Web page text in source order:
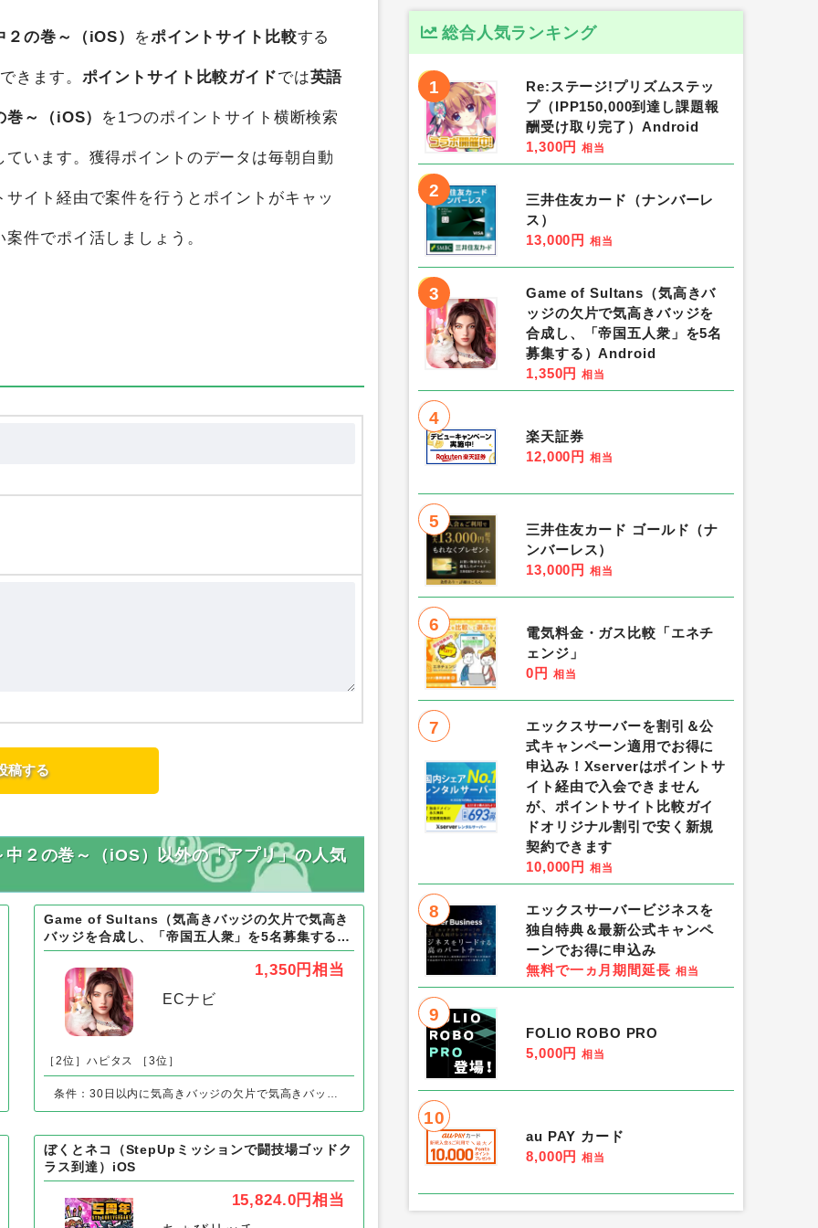
２の巻～（iOS）をポイントサイト比較する
きます。 ポイントサイト比較ガイドでは英語
巻～（iOS）を1つのポイントサイト横断検索
います。獲得ポイントのデータは毎朝自動
２の巻～（iOS）以外の「アプリ」の人気
Game of Sultans（気高きバッジの欠片で気高き
バッジを合成し、「帝国五人衆」を5名募集する）
Android
ECナビ
［2位］ハピタス ［3位］
総合人気ランキング
1
Re:ステージ!プリズムステッ
プ（IPP150,000到達し課題報
酬受け取り完了）Android
1,300円 相当
2
三井住友カード（ナンバーレ
ス）
13,000円 相当
3
Game of Sultans（気高きバ
ッジの欠片で気高きバッジを
合成し、「帝国五人衆」を5名
募集する）Android
1,350円 相当
4
楽天証券
12,000円 相当
5
三井住友カード ゴールド（ナ
ンバーレス）
13,000円 相当
6
電気料金・ガス比較「エネチ
ェンジ」
0円 相当
7
エックスサーバーを割引＆公
式キャンペーン適用でお得に
申込み！Xserverはポイントサ
イト経由で入会できません
が、ポイントサイト比較ガイ
ドオリジナル割引で安く新規
契約できます
10,000円 相当
8
エックスサーバービジネスを
独自特典＆最新公式キャンペ
ーンでお得に申込み
無料で一ヵ月期間延長 相当
9
FOLIO ROBO PRO
5,000円 相当
10
au PAY カード
8,000円 相当